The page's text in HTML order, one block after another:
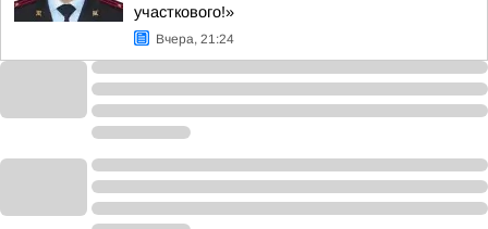
участкового!»
Вчера, 21:24